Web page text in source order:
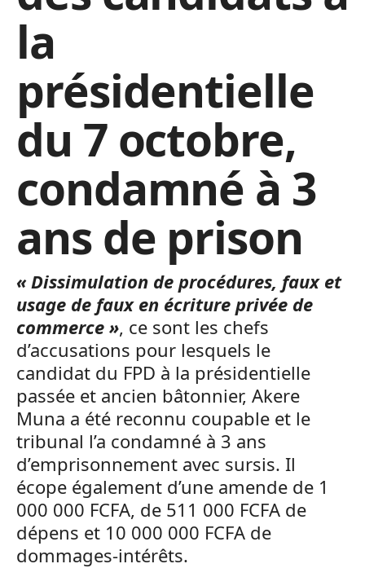
la
présidentielle
du 7 octobre,
condamné à 3
ans de prison
« Dissimulation de procédures, faux et
usage de faux en écriture privée de
commerce », ce sont les chefs
d’accusations pour lesquels le
candidat du FPD à la présidentielle
passée et ancien bâtonnier, Akere
Muna a été reconnu coupable et le
tribunal l’a condamné à 3 ans
d’emprisonnement avec sursis. Il
écope également d’une amende de 1
000 000 FCFA, de 511 000 FCFA de
dépens et 10 000 000 FCFA de
dommages-intérêts.